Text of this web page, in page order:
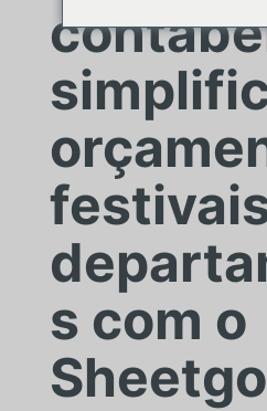
s com o
Sheetgo